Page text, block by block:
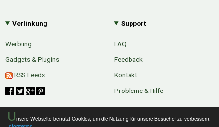
Unsere Webseite benutzt Cookies, um die Nutzung für unsere Besucher zu verbessern.
Verlinkung
Werbung
Gadgets & Plugins
RSS Feeds
Support
FAQ
Feedback
Kontakt
Probleme & Hilfe